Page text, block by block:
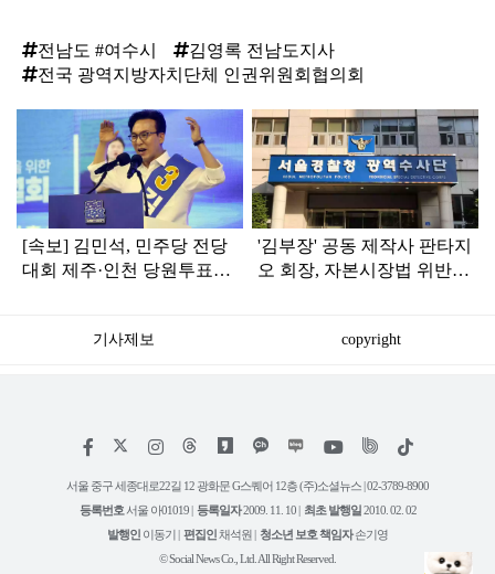
전남도 #여수시
김영록 전남도지사
전국 광역지방자치단체 인권위원회협의회
인
[속보] 김민석, 민주당 전당
대회 제주·인천 당원투표서
'김부장' 공동 제작사 판타지
오 회장, 자본시장법 위반
기사제보 copyright
페
스
인
타
램
위
트
유
튜
틱
서울 중구 세종대로22길 12 광화문 G스퀘어 12층 (주)소셜뉴스 | 02-3789-8900
등록번호 서울 아01019 | 등록일자2009. 11. 10 | 최초 발행일 2010. 02. 02
발행인 이동기 | 편집인 채석원 | 청소년 보호 책임자손기영
© Social News Co., Ltd. All Right Reserved.